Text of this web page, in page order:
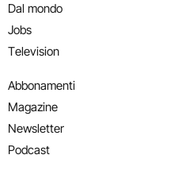
Dal mondo
Jobs
Television
Abbonamenti
Magazine
Newsletter
Podcast